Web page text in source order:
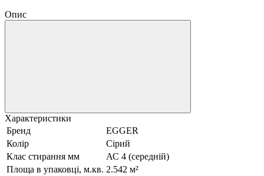
Опис
Характеристики
Бренд
EGGER
Колір
Сірий
Клас стирання мм
АС 4 (середній)
Площа в упаковці, м.кв. 2.542 м²